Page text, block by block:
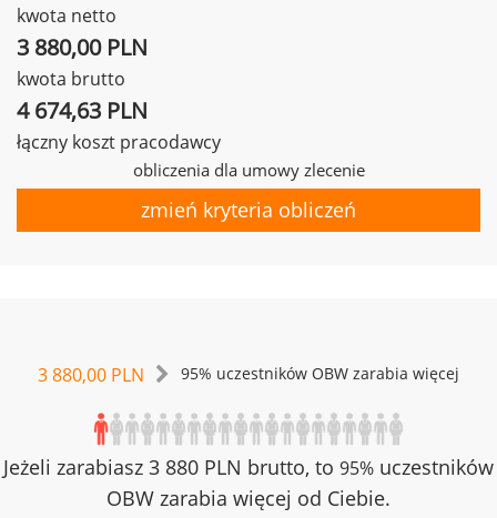
kwota netto
3 880,00 PLN
kwota brutto
4 674,63 PLN
łączny koszt pracodawcy
obliczenia dla umowy zlecenie
zmień kryteria obliczeń
3 880,00 PLN 95% uczestników OBW zarabia więcej
Jeżeli zarabiasz 3 880 PLN brutto, to 95% uczestników
OBW zarabia więcej od Ciebie.